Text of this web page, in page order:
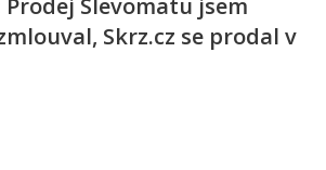
Skrz.cz se prodal v